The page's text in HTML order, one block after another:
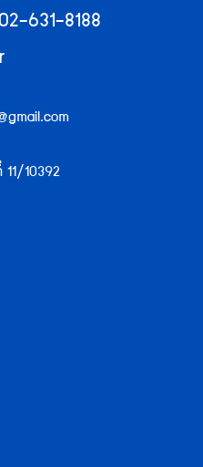
631-8188
11/10392